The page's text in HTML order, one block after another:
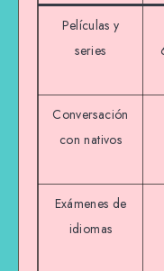
Películas y
series
Conversación
con nativos
Exámenes de
idiomas